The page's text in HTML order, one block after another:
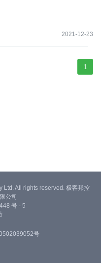
2021-12-23
1
All rights reserved. 极客邦控
公司
号 - 5
号